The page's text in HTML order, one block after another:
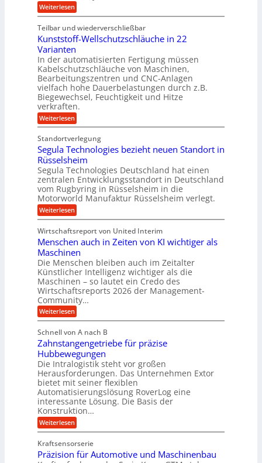
c
k
e
l
t
p
ü
b
e
r
V
o
r
j
a
h
r
e
i
t
s
m
a
r
k
t
a
c
s
t
m
s
c
h
a
n
c
e
f
ü
d
e
n
M
c
h
i
n
n
b
a
u
Weiterlesen:
S
l
i
d
S
y
s
t
e
m
T
e
a
m
t
i
t
t
n
d
u
s
t
i
a
l
B
u
s
i
n
e
s
s
c
o
s
y
s
t
e
m
v
o
n
F
o
r
m
w
Teilbar und wiederverschließbar
Kunststoff-Wellschutzschläuche in 22
Varianten
In der automatisierten Fertigung müssen
Kabelschutzschläuche von Maschinen,
Bearbeitungszentren und CNC-Anlagen
vielfach hohe Dauerbelastungen durch z.B.
Biegewechsel, Feuchtigkeit und Hitze
verkraften.
Weiterlesen:
K
n
s
t
s
t
o
f
f
-
W
l
l
s
c
h
u
t
z
s
c
h
l
ä
c
h
e
i
n
2
2
V
a
r
i
n
Standortverlegung
Segula Technologies bezieht neuen Standort in
Rüsselsheim
Segula Technologies Deutschland hat einen
zentralen Entwicklungsstandort in Deutschland
vom Rugbyring in Rüsselsheim in die
Motorworld Manufaktur Rüsselsheim verlegt.
Weiterlesen:
S
g
u
l
a
T
e
c
h
n
o
l
o
g
i
e
s
b
e
z
i
e
h
t
n
e
e
n
Wirtschaftsreport von United Interim
Menschen auch in Zeiten von KI wichtiger als
Maschinen
Die Menschen bleiben auch im Zeitalter
Künstlicher Intelligenz wichtiger als die
Maschinen – so lautet ein Credo des
Wirtschaftsreports 2026 der Management-
Community…
Weiterlesen:
M
n
s
c
h
e
n
a
u
c
h
i
n
Z
e
Schnell von A nach B
Zahnstangengetriebe für präzise
Hubbewegungen
Die Intralogistik steht vor großen
Herausforderungen. Das Unternehmen Extor
bietet mit seiner flexiblen
Automatisierungslösung RoverLog eine
interessante Lösung. Die Basis der
Konstruktion…
Weiterlesen:
Z
h
n
Kraftsensorserie
Präzision für Automotive und Maschinenbau